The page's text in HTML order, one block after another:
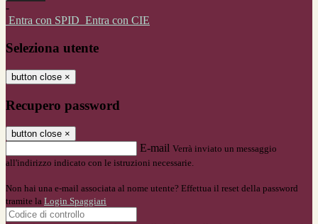
-
Entra con SPID Entra con CIE
Seleziona utente
button close ×
Recupero password
button close ×
E-mail Verrà inviato un messaggio
all'indirizzo indicato con le istruzioni necessarie.
Non hai una e-mail associata al nome utente? Effettua il reset della password
tramite la Login Spaggiari